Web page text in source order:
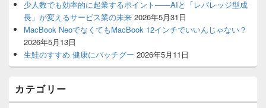
ウ
ジ
ト
エ
ア
少人数でも効率的に起業するポイント――AIと「レバレッジ型成
長」が変えるサービス業の未来 2026年5月31日
MacBook NeoでなくてもMacBook 12インチでいいんじゃない？
2026年5月13日
生鮭のすすめ 健康にバッチグー 2026年5月11日
カテゴリー